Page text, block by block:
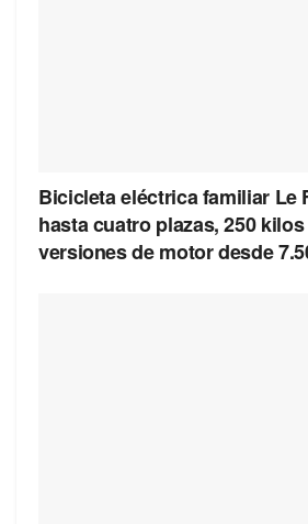
Bicicleta eléctrica familiar Le
hasta cuatro plazas, 250
versiones de motor desde